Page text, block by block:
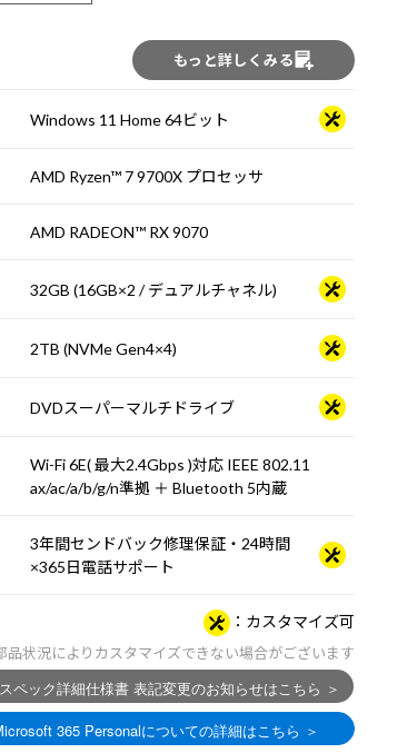
もっと詳しくみる
Windows 11 Home 64ビット
AMD Ryzen™ 7 9700X プロセッサ
AMD RADEON™ RX 9070
32GB (16GB×2 / デュアルチャネル)
2TB (NVMe Gen4×4)
DVDスーパーマルチドライブ
Wi-Fi 6E( 最大2.4Gbps )対応 IEEE 802.11
ax/ac/a/b/g/n準拠 ＋ Bluetooth 5内蔵
3年間センドバック修理保証・24時間
×365日電話サポート
カスタマイズ可
品状況によりカスタマイズできない場合がございます